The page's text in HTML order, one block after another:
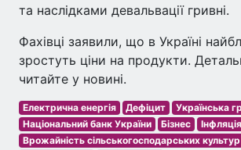
та наслідками девальвації гривні.
Фахівці заявили, що в Україні
зростуть ціни на продукти.
читайте у новині.
Електрична енергія Дефіцит
Українська
Національний банк України
Бізнес
Інфляція
Врожайність сільськогосподарських культур